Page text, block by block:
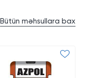
Bütün məhsullara bax